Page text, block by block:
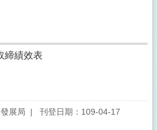
締績效表
展局
刊登日期：109-04-17